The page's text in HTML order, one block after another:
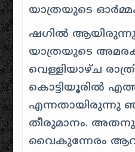
യാത്രയുടെ
ഷഗിൽ
യാത്രയുടെ
വെള്ളിയാഴ്ച
കൊട്ടിയൂരിൽ
എന്നതായിരുന്നു
തീരുമാനം.
വൈകുന്നേരം